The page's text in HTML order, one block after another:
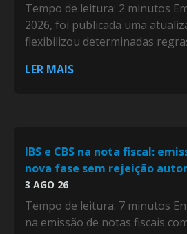
Tempo de leitura: 2 minutos
2026, foi publicada uma
flexibilizou determinadas
LER MAIS
IBS e CBS na nota fiscal:
nova fase sem rejeição
3 AGO 26
Tempo de leitura: 7 minutos
na emissão de notas fiscais